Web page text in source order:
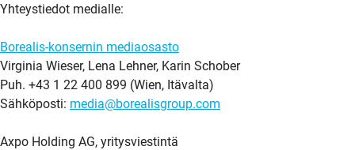
Yhteystiedot medialle:
Borealis-konsernin mediaosasto
Virginia Wieser, Lena Lehner, Karin Schober
Puh. +43 1 22 400 899 (Wien, Itävalta)
Sähköposti: media@borealisgroup.com
Axpo Holding AG, yritysviestintä